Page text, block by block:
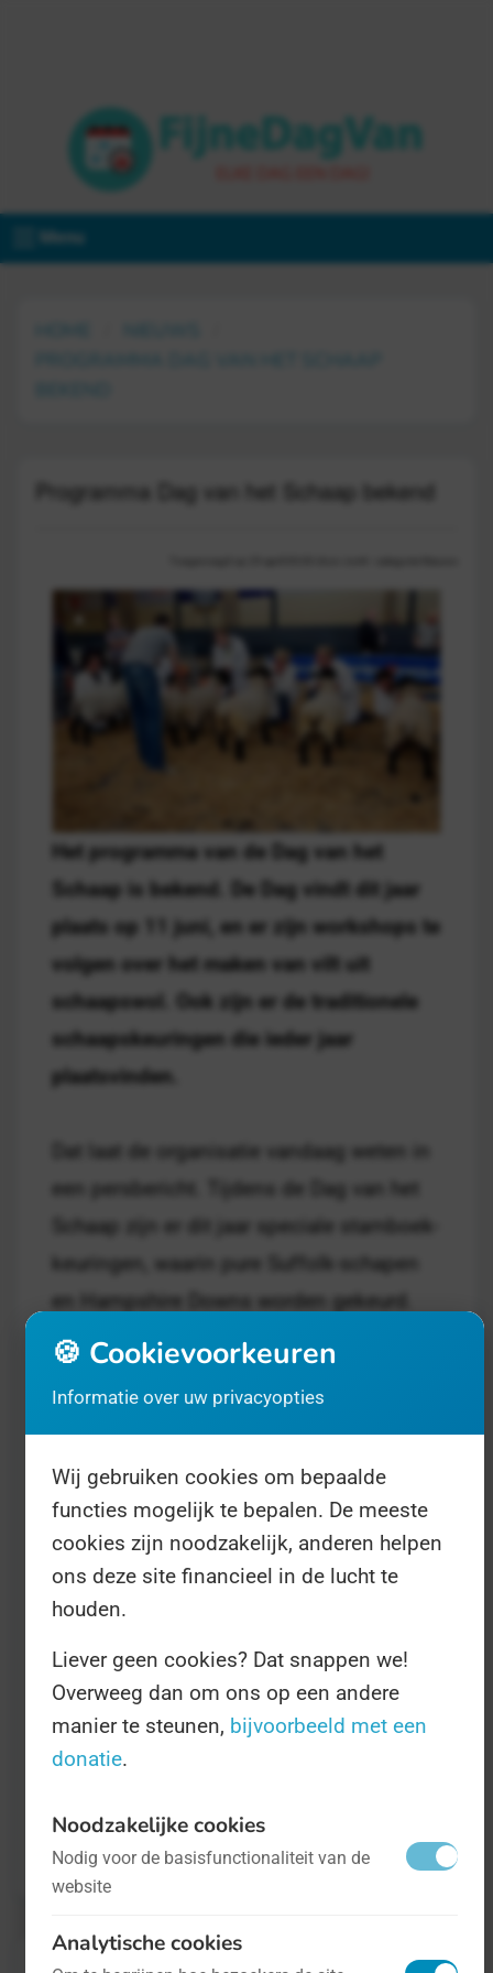
Menu
Programma Dag van het Schaap bekend
Het programma van de Dag van het
Schaap is bekend. De Dag vindt dit jaar
plaats op 11 juni, en er zijn workshops te
volgen over het maken van vilt uit
schaapswol. Ook zijn er de traditionele
schaapskeuringen die ieder jaar
plaatsvinden.
Dat laat de organisatie vandaag weten in
een persbericht. Tijdens de Dag van het
Schaap zijn er dit jaar speciale stamboek-
keuringen, waarin pure Suffolk-schapen
en Hampshire Downs worden gekeurd.
Daarnaast breidt de Dag van het Schaap
het terrein wordt gewijd aan een keuring
workshops te volgen, zoals een
workshop' Klauwverzorging' en 'Kuilgras
beoordelen'. En als dat u nou niets zegt
(ons in ieder geval niet) dan kunt u
Schaap in Ermelo toe. Meer informatie
staat opwww.dagvanhetschaap.nl
Gerelateerd aan:Dag Van Het Schaap
🍪 Cookievoorkeuren
Informatie over uw privacyopties
Wij gebruiken cookies om bepaalde
functies mogelijk te bepalen. De meeste
cookies zijn noodzakelijk, anderen helpen
ons deze site financieel in de lucht te
houden.
Liever geen cookies? Dat snappen we!
Overweeg dan om ons op een andere
manier te steunen, bijvoorbeeld met een
donatie.
Noodzakelijke cookies
Nodig voor de basisfunctionaliteit van de
website
Analytische cookies